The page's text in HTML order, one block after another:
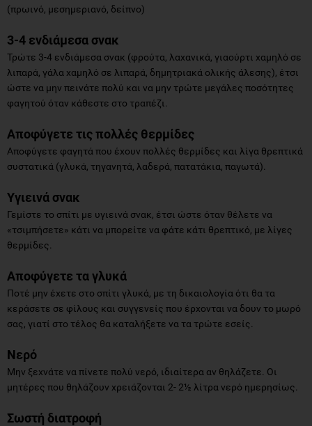
(πρωινό, μεσημεριανό, δείπνο)
3-4 ενδιάμεσα σνακ
Τρώτε 3-4 ενδιάμεσα σνακ (φρούτα, λαχανικά, γιαούρτι χαμηλό σε
λιπαρά, γάλα χαμηλό σε λιπαρά, δημητριακά ολικής άλεσης), έτσι
ώστε να μην πεινάτε πολύ και να μην τρώτε μεγάλες ποσότητες
φαγητού όταν κάθεστε στο τραπέζι.
Αποφύγετε τις πολλές θερμίδες
Αποφύγετε φαγητά που έχουν πολλές θερμίδες και λίγα θρεπτικά
συστατικά (γλυκά, τηγανητά, λαδερά, πατατάκια, παγωτά).
Υγιεινά σνακ
Γεμίστε το σπίτι με υγιεινά σνακ, έτσι ώστε όταν θέλετε να
«τσιμπήσετε» κάτι να μπορείτε να φάτε κάτι θρεπτικό, με λίγες
θερμίδες.
Αποφύγετε τα γλυκά
Ποτέ μην έχετε στο σπίτι γλυκά, με τη δικαιολογία ότι θα τα
κεράσετε σε φίλους και συγγενείς που έρχονται να δουν το μωρό
σας, γιατί στο τέλος θα καταλήξετε να τα τρώτε εσείς.
Νερό
Μην ξεχνάτε να πίνετε πολύ νερό, ιδιαίτερα αν θηλάζετε. Οι
μητέρες που θηλάζουν χρειάζονται 2- 2½ λίτρα νερό ημερησίως.
Σωστή διατροφή